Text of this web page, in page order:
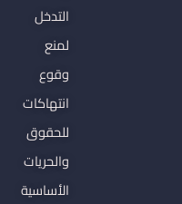
التدخل
لمنع
وقوع
انتهاكات
للحقوق
والحريات
الأساسية